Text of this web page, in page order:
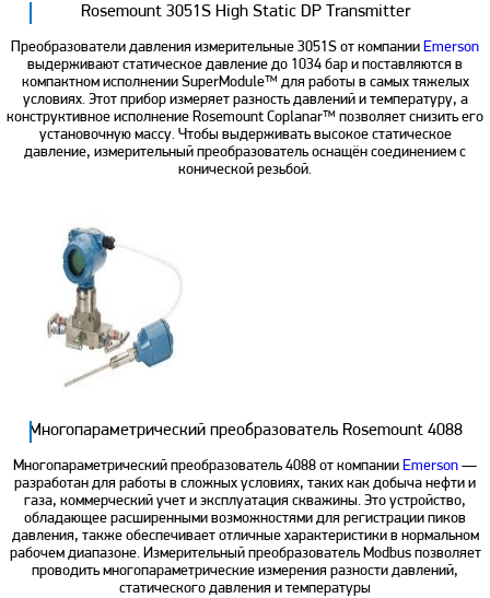
Rosemount 3051S High Static DP Transmitter
Преобразователи давления измерительные 3051S от компании Emerson
выдерживают статическое давление до 1034 бар и поставляются в
компактном исполнении SuperModule™ для работы в самых тяжелых
условиях. Этот прибор измеряет разность давлений и температуру, а
конструктивное исполнение Rosemount Coplanar™ позволяет снизить его
установочную массу. Чтобы выдерживать высокое статическое
давление, измерительный преобразователь оснащён соединением с
конической резьбой.
Многопараметрический преобразователь Rosemount 4088
Многопараметрический преобразователь 4088 от компании Emerson —
разработан для работы в сложных условиях, таких как добыча нефти и
газа, коммерческий учет и эксплуатация скважины. Это устройство,
обладающее расширенными возможностями для регистрации пиков
давления, также обеспечивает отличные характеристики в нормальном
рабочем диапазоне. Измерительный преобразователь Modbus позволяет
проводить многопараметрические измерения разности давлений,
статического давления и температуры